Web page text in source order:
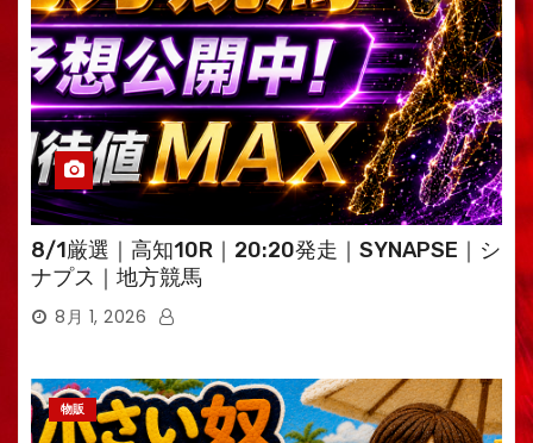
8/1厳選｜高知10R｜20:20発走｜SYNAPSE｜シ
ナプス｜地方競馬
8月 1, 2026
物販